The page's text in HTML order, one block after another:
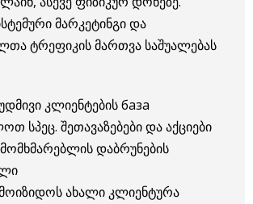
მარკეტინგი და
ტრეფიკის მართვა საშუალებას
კლიენტების база
სპეც. შეთავაზებები და აქციები
დაბრუნების
ახალი კლიენტურა